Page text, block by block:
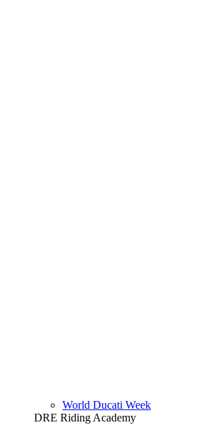
World Ducati Week
DRE Riding Academy